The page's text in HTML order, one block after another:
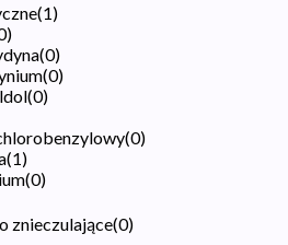
(1)
)
(0)
(0)
(0)
(0)
(1)
(0)
znieczulające(0)